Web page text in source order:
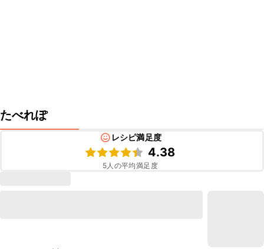
たべれぽ
レシピ満足度
4.38
5人の平均満足度